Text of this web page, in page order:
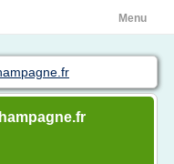
Menu